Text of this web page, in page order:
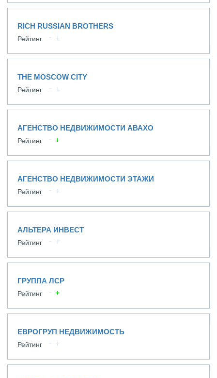
RICH RUSSIAN BROTHERS
Рейтинг
THE MOSCOW CITY
Рейтинг
АГЕНСТВО НЕДВИЖИМОСТИ АВАХО
Рейтинг
АГЕНСТВО НЕДВИЖИМОСТИ ЭТАЖИ
Рейтинг
АЛЬТЕРА ИНВЕСТ
Рейтинг
ГРУППА ЛСР
Рейтинг
ЕВРОГРУП НЕДВИЖИМОСТЬ
Рейтинг